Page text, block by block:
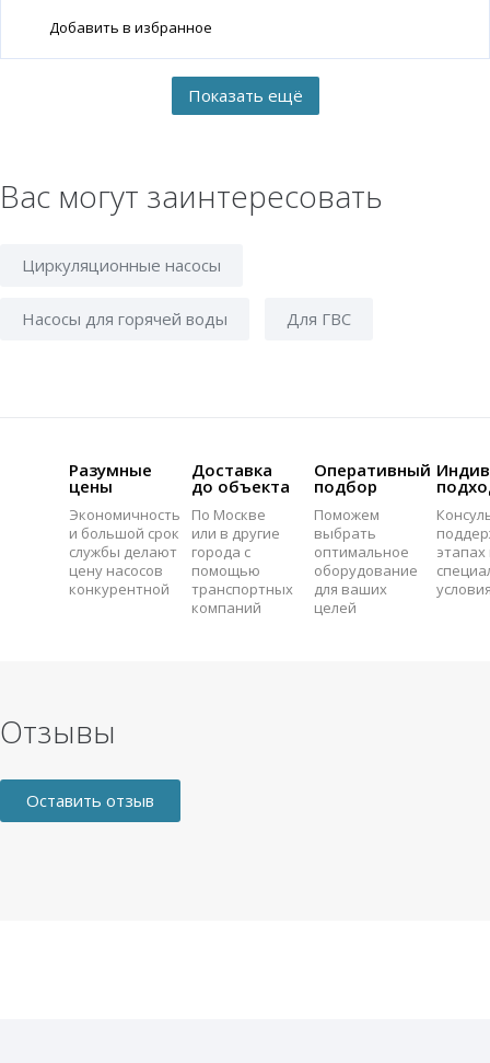
Добавить в избранное
Вас могут заинтересовать
Циркуляционные насосы
Насосы для горячей воды Для ГВС
Разумные
цены
Экономичность
и большой срок
службы делают
цену насосов
конкурентной
Доставка
до объекта
По Москве
или в другие
города с
помощью
транспортных
компаний
Оперативный
подбор
Поможем
выбрать
оптимальное
оборудование
для ваших
целей
этапах
Отзывы
Оставить отзыв